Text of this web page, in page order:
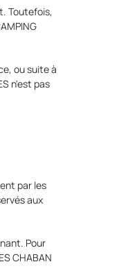
Toutefois,
ou suite à
n'est pas
par les
aux
Pour
CHABAN